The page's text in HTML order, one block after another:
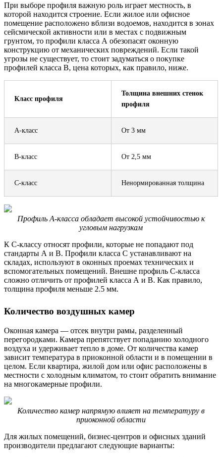
При выборе профиля важную роль играет местность, в
которой находится строение. Если жилое или офисное
помещение расположено вблизи водоемов, находится в зонах
сейсмической активности или в местах с подвижным
грунтом, то профили класса А обезопасят оконную
конструкцию от механических повреждений. Если такой
угрозы не существует, то стоит задуматься о покупке
профилей класса В, цена которых, как правило, ниже.
Класс профиля
Толщина внешних стенок
профиля
А-класс От 3 мм
В-класс От 2,5 мм
C-класс Ненормированная толщина
Профиль А-класса обладает высокой устойчивостью к
угловым нагрузкам
К C-классу относят профили, которые не попадают под
стандарты А и B. Профили класса С устанавливают на
складах, используют в оконных проемах технических и
вспомогательных помещений. Внешне профиль С-класса
сложно отличить от профилей класса А и В. Как правило,
толщина профиля меньше 2.5 мм.
Количество воздушных камер
Оконная камера — отсек внутри рамы, разделенный
перегородками. Камера препятствует попаданию холодного
воздуха и удерживает тепло в доме. От количества камер
зависит температура в приоконной области и в помещении в
целом. Если квартира, жилой дом или офис расположены в
местности с холодным климатом, то стоит обратить внимание
на многокамерные профили.
Количество камер напрямую влияет на температуру в
приоконной области
Для жилых помещений, бизнес-центров и офисных зданий
производители предлагают следующие варианты: